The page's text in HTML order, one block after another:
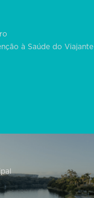
à Saúde do Viajante